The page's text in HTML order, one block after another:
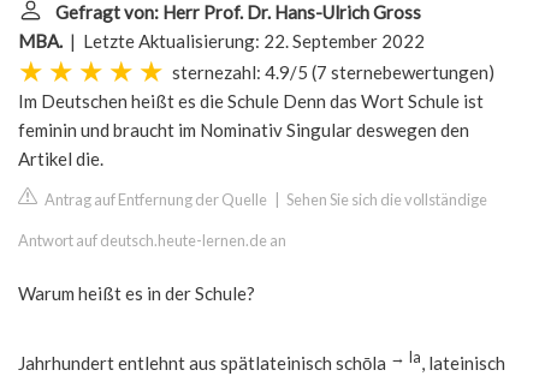
Gefragt von: Herr Prof. Dr. Hans-Ulrich Gross
MBA. | Letzte Aktualisierung: 22. September 2022
sternezahl: 4.9/5 (7 sternebewertungen)
Im Deutschen heißt es die Schule Denn das Wort Schule ist
feminin und braucht im Nominativ Singular deswegen den
Artikel die.
Antrag auf Entfernung der Quelle Sehen Sie sich die vollständige
Antwort auf deutsch.heute-lernen.de an
Warum heißt es in der Schule?
Jahrhundert entlehnt aus spätlateinisch schōla → la, lateinisch